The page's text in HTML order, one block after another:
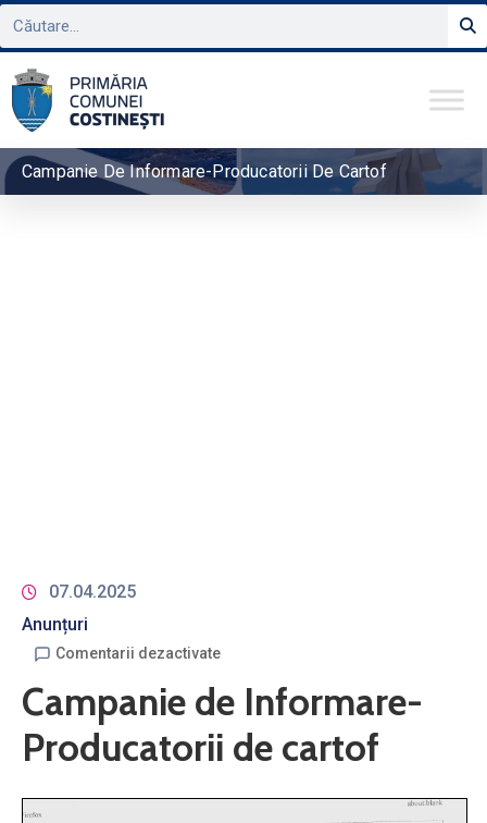
Campanie De Informare-Producatorii De Cartof
07.04.2025
Anunțuri
Comentarii dezactivate
Campanie de Informare-
Producatorii de cartof